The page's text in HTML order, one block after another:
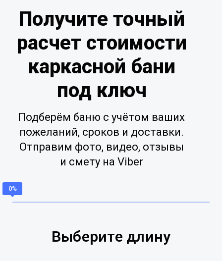
Подберём баню с учётом ваших
пожеланий, сроков и доставки.
Отправим фото, видео, отзывы
и смету на Viber
Получите точный
расчет стоимости
каркасной бани
под ключ
Выберите длину